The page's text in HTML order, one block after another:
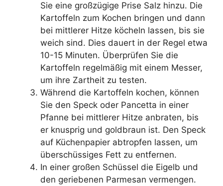
Sie eine großzügige Prise Salz hinzu. Die
Kartoffeln zum Kochen bringen und dann
bei mittlerer Hitze köcheln lassen, bis sie
weich sind. Dies dauert in der Regel etwa
10-15 Minuten. Überprüfen Sie die
Kartoffeln regelmäßig mit einem Messer,
um ihre Zartheit zu testen.
Während die Kartoffeln kochen, können
Sie den Speck oder Pancetta in einer
Pfanne bei mittlerer Hitze anbraten, bis
er knusprig und goldbraun ist. Den Speck
auf Küchenpapier abtropfen lassen, um
überschüssiges Fett zu entfernen.
In einer großen Schüssel die Eigelb und
den geriebenen Parmesan vermengen.